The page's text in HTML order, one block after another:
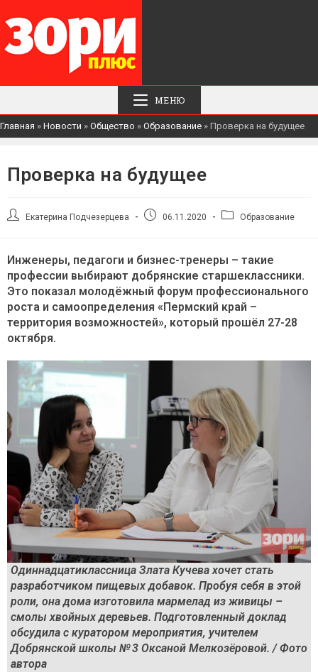
МЕНЮ
Главная » Новости » Общество » Образование » Проверка на будущее
Проверка на будущее
АвторЕкатерина Подчезерцева
Запись06.11.2020
РубрикаОбразование
Инженеры, педагоги и бизнес-тренеры – такие
профессии выбирают добрянские старшеклассники.
Это показал молодёжный форум профессионального
роста и самоопределения «Пермский край –
территория возможностей», который прошёл 27-28
октября.
Одиннадцатиклассница Злата Кучева хочет стать
разработчиком пищевых добавок. Пробуя себя в этой
роли, она дома изготовила мармелад из живицы –
смолы хвойных деревьев. Подготовленный доклад
обсудила с куратором мероприятия, учителем
Добрянской школы № 3 Оксаной Мелкозёровой. / Фото
автора